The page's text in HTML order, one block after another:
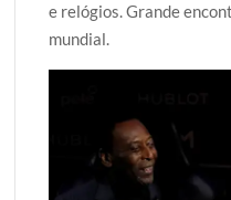
e relógios. Grande
mundial.